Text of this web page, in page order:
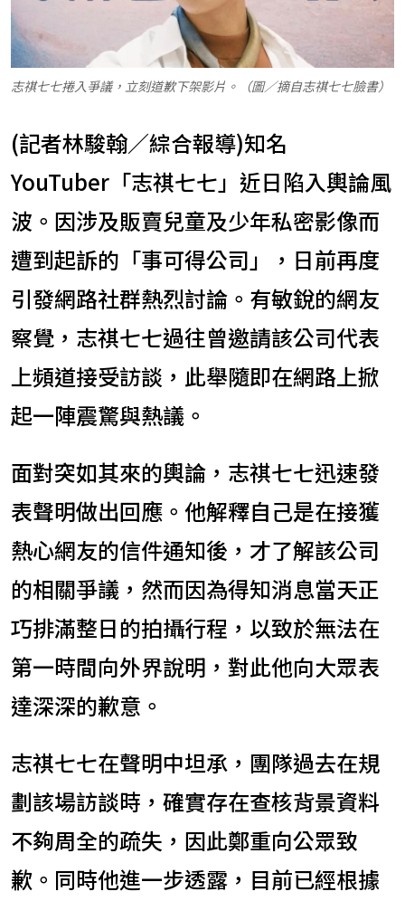
志祺七七捲入爭議，立刻道歉下架影片。（圖／摘自志祺七七臉書）
(記者林駿翰／綜合報導)知名
YouTuber「志祺七七」近日陷入輿論風
波。因涉及販賣兒童及少年私密影像而
遭到起訴的「事可得公司」，日前再度
引發網路社群熱烈討論。有敏銳的網友
察覺，志祺七七過往曾邀請該公司代表
上頻道接受訪談，此舉隨即在網路上掀
起一陣震驚與熱議。
面對突如其來的輿論，志祺七七迅速發
表聲明做出回應。他解釋自己是在接獲
熱心網友的信件通知後，才了解該公司
的相關爭議，然而因為得知消息當天正
巧排滿整日的拍攝行程，以致於無法在
第一時間向外界說明，對此他向大眾表
達深深的歉意。
志祺七七在聲明中坦承，團隊過去在規
劃該場訪談時，確實存在查核背景資料
不夠周全的疏失，因此鄭重向公眾致
歉。同時他進一步透露，目前已經根據